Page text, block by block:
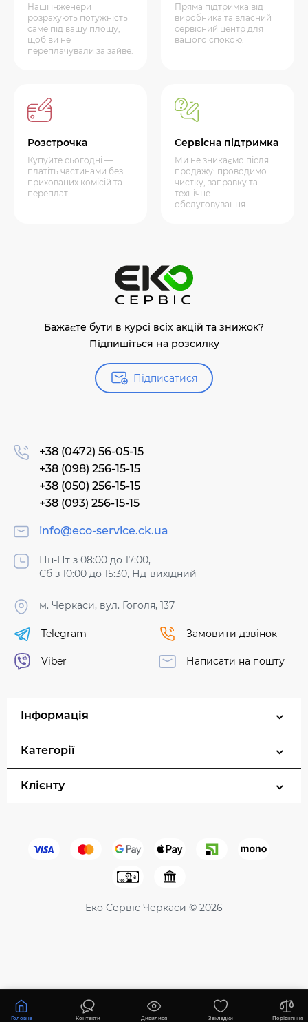
Головна Контакти Дивилися Закладки Порівняння
36450 ₴ Купити
Наші інженери
розрахують потужність
саме під вашу площу,
щоб ви не
переплачували за зайве.
Пряма підтримка від
виробника та власний
сервісний центр для
вашого спокою.
Розстрочка
Купуйте сьогодні —
платіть частинами без
прихованих комісій та
переплат.
Сервісна підтримка
Ми не зникаємо після
продажу: проводимо
чистку, заправку та
технічне
обслуговування
Бажаєте бути в курсі всіх акцій та знижок?
Підпишіться на розсилку
Підписатися
+38 (0472) 56-05-15
+38 (098) 256-15-15
+38 (050) 256-15-15
+38 (093) 256-15-15
info@eco-service.ck.ua
Пн-Пт з 08:00 до 17:00,
Сб з 10:00 до 15:30, Нд-вихідний
м. Черкаси, вул. Гоголя, 137
Telegram
Viber
Замовити дзвінок
Написати на пошту
Інформація
Категорії
Клієнту
Еко Сервіс Черкаси © 2026